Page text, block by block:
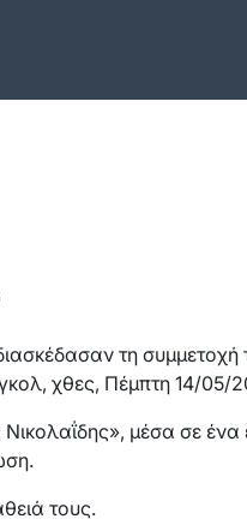
τη
χθες, Πέμπτη 14/05/
μέσα σε ένα
τους.